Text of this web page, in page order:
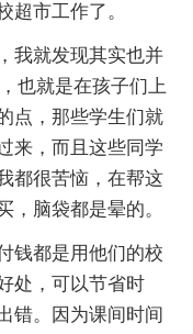
超市工作了。
我就发现其实也并
也就是在孩子们上
点，那些学生们就
来，而且这些同学
都很苦恼，在帮这
，脑袋都是晕的。
钱都是用他们的校
处，可以节省时
错。因为课间时间